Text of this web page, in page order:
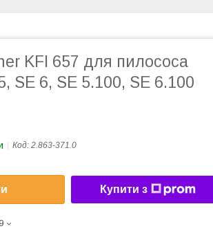
KFI 657 для пилососа
SE 6, SE 5.100, SE 6.100
Код: 2.863-371.0
Купити з